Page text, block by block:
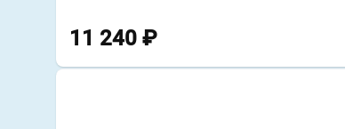
11 240 ₽